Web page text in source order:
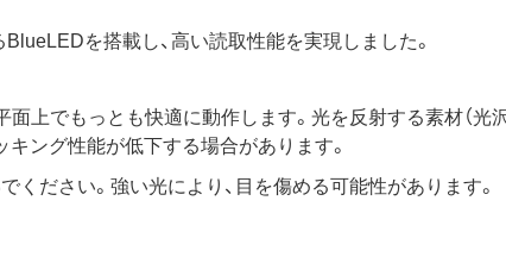
を搭載し、高い読取性能を実現しました。
上でもっとも快適に動作します。光を反射する素材（光
ング性能が低下する場合があります。
ださい。強い光により、目を傷める可能性があります。